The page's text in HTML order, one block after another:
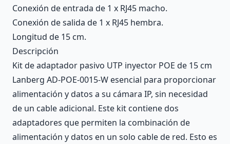
Conexión de entrada de 1 x RJ45 macho.
Conexión de salida de 1 x RJ45 hembra.
Longitud de 15 cm.
Descripción
Kit de adaptador pasivo UTP inyector POE de 15 cm
Lanberg AD-POE-0015-W esencial para proporcionar
alimentación y datos a su cámara IP, sin necesidad
de un cable adicional. Este kit contiene dos
adaptadores que permiten la combinación de
alimentación y datos en un solo cable de red. Esto es